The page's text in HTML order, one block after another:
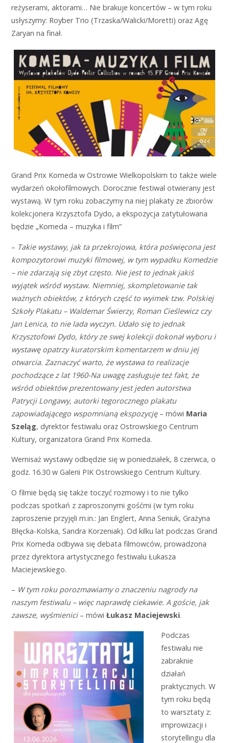
reżyserami, aktorami… Nie brakuje koncertów – w tym roku
usłyszymy: Royber Trio (Trzaska/Walicki/Moretti) oraz Agę
Zaryan na finał.
Grand Prix Komeda w Ostrowie Wielkopolskim to także wiele
wydarzeń okołofilmowych. Dorocznie festiwal otwierany jest
wystawą. W tym roku zobaczymy na niej plakaty ze zbiorów
kolekcjonera Krzysztofa Dydo, a ekspozycja zatytułowana
będzie „Komeda – muzyka i film”
– Takie wystawy, jak ta przekrojowa, która poświęcona jest
kompozytorowi muzyki filmowej, w tym wypadku Komedzie
– nie zdarzają się zbyt często. Nie jest to jednak jakiś
wyjątek wśród wystaw. Niemniej, skompletowanie tak
ważnych obiektów, z których część to wyimek tzw. Polskiej
SzkołyPlakatu – Waldemar Świerzy, Roman Cieślewicz czy
Jan Lenica, to nie lada wyczyn. Udało się to jednak
Krzysztofowi Dydo, który ze swej kolekcji dokonał wyboru i
wystawę opatrzy kuratorskim komentarzem w dniu jej
otwarcia. Zaznaczyć warto, że wystawa to realizacje
pochodzące z lat 1960-Na uwagę zasługuje też fakt, że
wśród obiektów prezentowany jest jeden autorstwa
Patrycji Longawy, autorki tegorocznego plakatu
zapowiadającego wspomnianą ekspozycję – mówi Maria
Szeląg, dyrektor festiwalu oraz Ostrowskiego Centrum
Kultury, organizatora Grand Prix Komeda.
Wernisaż wystawy odbędzie się w poniedziałek, 8 czerwca, o
godz. 16.30 w Galerii PIK Ostrowskiego Centrum Kultury.
O filmie będą się także toczyć rozmowy i to nie tylko
podczas spotkań z zaproszonymi gośćmi (w tym roku
zaproszenie przyjęli m.in.: Jan Englert, Anna Seniuk, Grażyna
Błęcka-Kolska, Sandra Korzeniak). Od kilku lat podczas Grand
Prix Komeda odbywa się debata filmowców, prowadzona
przez dyrektora artystycznego festiwalu Łukasza
Maciejewskiego.
– W tym roku porozmawiamy o znaczeniu nagrody na
naszym festiwalu – więc naprawdę ciekawie. A goście, jak
zawsze, wyśmienici – mówiŁukasz Maciejewski.
Podczas
festiwalu nie
zabraknie
działań
praktycznych. W
tym roku będą
to warsztaty z:
improwizacji i
storytellingu dla